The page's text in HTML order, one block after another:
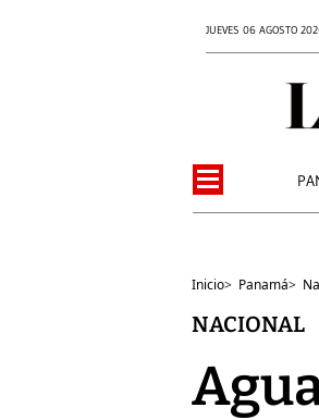
JUEVES 06 AGOSTO
Inicio> Panamá>
NACIONAL